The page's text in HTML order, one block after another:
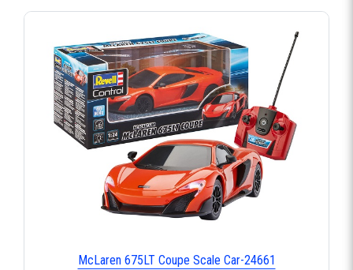
McLaren 675LT Coupe Scale Car-24661